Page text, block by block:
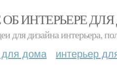
ОБ ИНТЕРЬЕРЕ
для дизайна интерьера,
для дома интерьер